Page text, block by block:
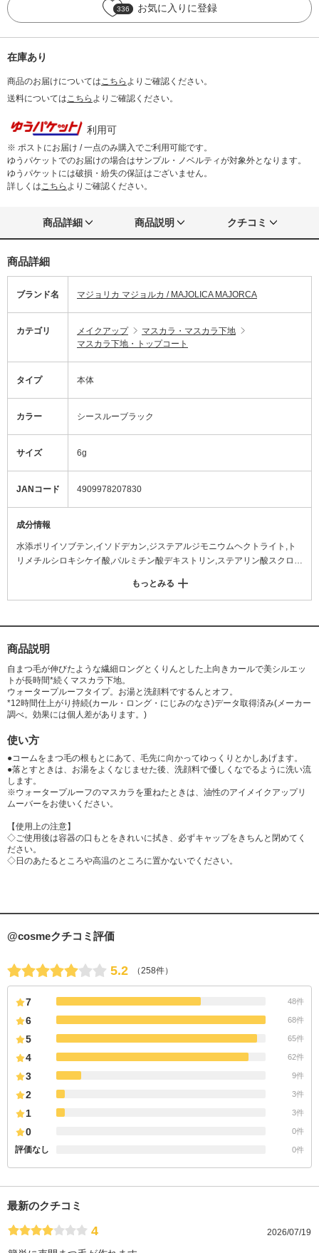
336 お気に入りに登録
在庫あり
商品のお届けについてはこちら よりご確認ください。
送料についてはこちら よりご確認ください。
利用可
※ ポストにお届け / 一点のみ購入でご利用可能です。
ゆうパケットでのお届けの場合はサンプル・ノベルティが対象外となります。
ゆうパケットには破損・紛失の保証はございません。
詳しくはこちら よりご確認ください。
商品詳細 商品説明 クチコミ
商品詳細
ブランド名 マジョリカ マジョルカ / MAJOLICA MAJORCA
カテゴリ メイクアップ
マスカラ・マスカラ下地
マスカラ下地・トップコート
タイプ 本体
カラー シースルーブラック
サイズ 6g
JANコード 4909978207830
成分情報
水添ポリイソブテン,イソドデカン,ジステアルジモニウムヘクトライト,ト
リメチルシロキシケイ酸,パルミチン酸デキストリン,ステアリン酸スクロー
カルバミド酸プルラン,BG,水,テトライソステアリン酸スクロース,PEG/PP
G-35/40ジメチルエーテル,トリイソステアリン酸PEG-20水添ヒマシ油,月
ス,トリエトキシカプリリルシラン,デヒドロ酢酸Na,酸化鉄,カーボンブラッ
もっとみる
商品説明
自まつ毛が伸びたような繊細ロングとくりんとした上向きカールで美シルエッ
トが長時間*続くマスカラ下地。
ウォータープルーフタイプ。お湯と洗顔料でするんとオフ。
*12時間仕上がり持続(カール・ロング・にじみのなさ)データ取得済み(メーカー
調べ。効果には個人差があります。)
使い方
●コームをまつ毛の根もとにあて、毛先に向かってゆっくりとかしあげます。
●落とすときは、お湯をよくなじませた後、洗顔料で優しくなでるように洗い流
します。
※ウォータープルーフのマスカラを重ねたときは、油性のアイメイクアップリ
ムーバーをお使いください。
【使用上の注意】
◇ご使用後は容器の口もとをきれいに拭き、必ずキャップをきちんと閉めてく
ださい。
◇日のあたるところや高温のところに置かないでください。
@cosmeクチコミ評価
5.2 （258件）
7 48件
6 68件
5 65件
4 62件
3 9件
2 3件
1 3件
0 0件
評価なし 0件
最新のクチコミ
4 2026/07/19